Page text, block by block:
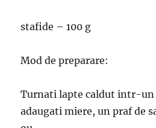
stafide – 100 g
Mod de preparare:
Turnati lapte caldut intr-un
adaugati miere, un praf de